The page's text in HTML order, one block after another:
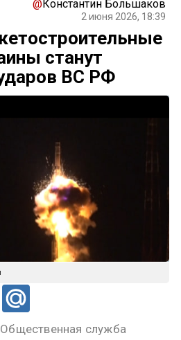
@Константин Большаков
2 июня 2026, 18:39
станут
ВС РФ
служба